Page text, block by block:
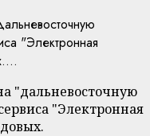
"Электронная
"дальневосточную
"Электронная